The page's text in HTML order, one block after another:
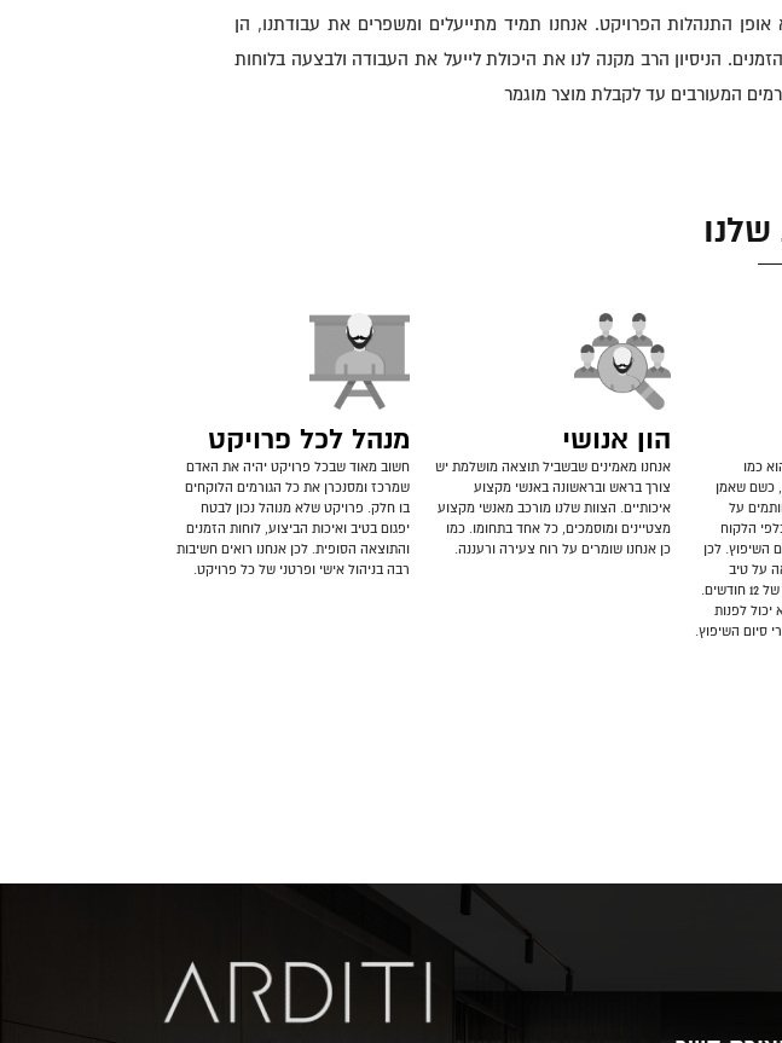
התנהלות הפרויקט. אנחנו תמיד מתייעלים ומשפרים את עבודתנו, הן
הניסיון הרב מקנה לנו את היכולת לייעל את העבודה ולבצעה בלוחות
המעורבים עד לקבלת מוצר מוגמר
שלנו
כמו
כשם שאמן
על
הלקוח
השיפוץ. לכן
על טיב
העבודה והחומרים לתקופה של 12 חודשים.
יכול לפנות
סיום השיפוץ.
הון אנושי
אנחנו מאמינים שבשביל תוצאה מושלמת יש
צורך בראש ובראשונה באנשי מקצוע
איכותיים. הצוות שלנו מורכב מאנשי מקצוע
מצטיינים ומוסמכים, כל אחד בתחומו. כמו
כן אנחנו שומרים על רוח צעירה ורעננה.
מנהל לכל פרויקט
חשוב מאוד שבכל פרויקט יהיה את האדם
שמרכז ומסנכרן את כל הגורמים הלוקחים
בו חלק. פרויקט שלא מנוהל נכון לבטח
יפגום בטיב ואיכות הביצוע, לוחות הזמנים
והתוצאה הסופית. לכן אנחנו רואים חשיבות
רבה בניהול אישי ופרטני של כל פרויקט.